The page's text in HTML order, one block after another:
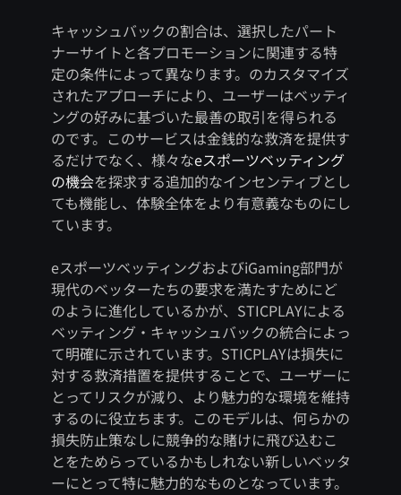
キャッシュバックの割合は、選択したパート
ナーサイトと各プロモーションに関連する特
定の条件によって異なります。のカスタマイズ
されたアプローチにより、ユーザーはベッティ
ングの好みに基づいた最善の取引を得られる
のです。このサービスは金銭的な救済を提供す
るだけでなく、様々なeスポーツベッティング
の機会を探求する追加的なインセンティブとし
ても機能し、体験全体をより有意義なものにし
ています。
eスポーツベッティングおよびiGaming部門が
現代のベッターたちの要求を満たすためにど
のように進化しているかが、STICPLAYによる
ベッティング・キャッシュバックの統合によっ
て明確に示されています。STICPLAYは損失に
対する救済措置を提供することで、ユーザーに
とってリスクが減り、より魅力的な環境を維持
するのに役立ちます。このモデルは、何らかの
損失防止策なしに競争的な賭けに飛び込むこ
とをためらっているかもしれない新しいベッタ
ーにとって特に魅力的なものとなっています。